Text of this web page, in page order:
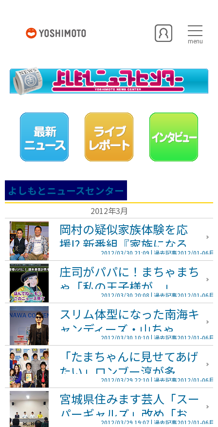
menu
よしもとニュースセンター
2012年3月
岡村の疑似家族体験を応
援!? 新番組『家族になろ...
2012/03/30 21:09 過去記事2012/01-06月
庄司がパパに！まちゃまち
ゃ「私の王子様が...」
2012/03/30 20:08 過去記事2012/01-06月
スリム体型になった南海キ
ャンディーズ・山ちゃ...
2012/03/30 10:10 過去記事2012/01-06月
「たまちゃんに見せてあげ
たい」ロンブー淳が多...
2012/03/29 22:10 過去記事2012/01-06月
宮城県住みます芸人「スー
パーギャルズ」改め「お...
2012/03/29 19:07 過去記事2012/01-06月